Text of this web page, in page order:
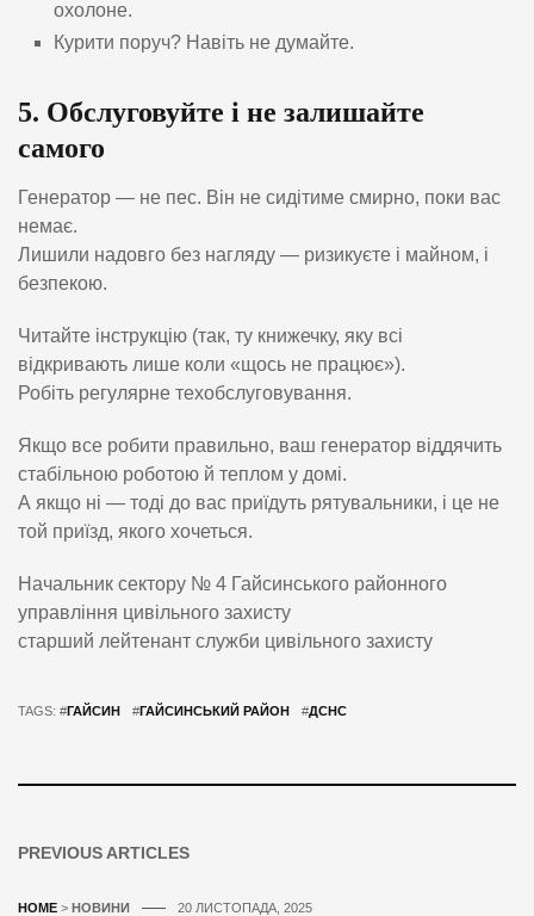
охолоне.
Курити поруч? Навіть не думайте.
5. Обслуговуйте і не залишайте
самого
Генератор — не пес. Він не сидітиме смирно, поки вас
немає.
Лишили надовго без нагляду — ризикуєте і майном, і
безпекою.
Читайте інструкцію (так, ту книжечку, яку всі
відкривають лише коли «щось не працює»).
Робіть регулярне техобслуговування.
Якщо все робити правильно, ваш генератор віддячить
стабільною роботою й теплом у домі.
А якщо ні — тоді до вас приїдуть рятувальники, і це не
той приїзд, якого хочеться.
Начальник сектору № 4 Гайсинського районного
управління цивільного захисту
старший лейтенант служби цивільного захисту
TAGS: #ГАЙСИН #ГАЙСИНСЬКИЙ РАЙОН #ДСНС
PREVIOUS ARTICLES
HOME > НОВИНИ 20 ЛИСТОПАДА, 2025